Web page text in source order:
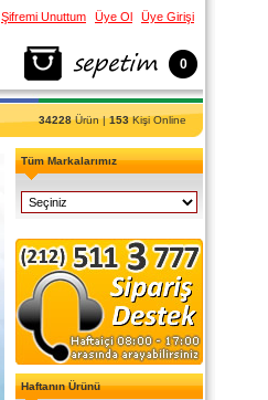
34228Ürün |153Kişi Online
Tüm Markalarımız
Haftanın Ürünü
Şifremi Unuttum Üye Ol Üye Girişi
0